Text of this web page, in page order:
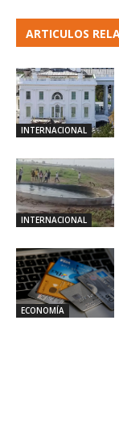
ARTICULOS
INTERNACIONAL
INTERNACIONAL
ECONOMÍA